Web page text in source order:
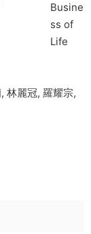
Busine
ss of
Life
林麗冠, 羅耀宗,